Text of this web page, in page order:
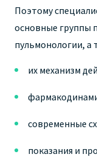
Поэтому
основные группы
пульмонологии, а
их механизм
современные
показания и